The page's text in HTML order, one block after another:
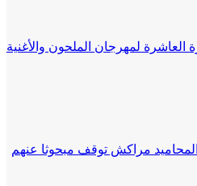
لمهرجان الملحون والأغنية
مراكش توقف مبحوثا عنهم